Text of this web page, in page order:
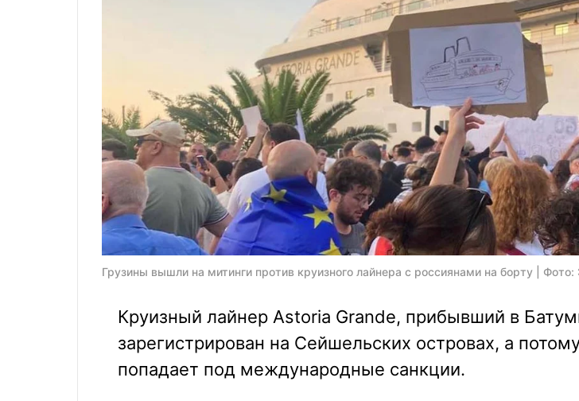
Грузины вышли на митинги против круизного лайнера с россиянами на борту | Фото:
Круизный лайнер Astoria Grande, прибывший в
зарегистрирован на Сейшельских островах, а
попадает под международные санкции.